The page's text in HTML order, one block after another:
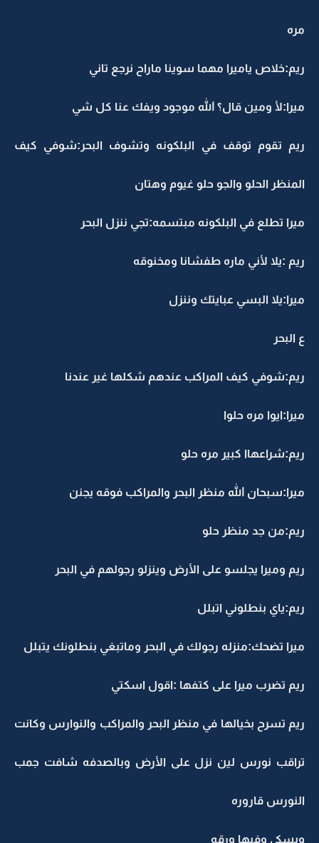
مره
ريم:خلاص ياميرا مهما سوينا ماراح نرجع تاني
ميرا:لأ ومين قال؟ الله موجود ويفك عنا كل شي
ريم تقوم توقف في البلكونه وتشوف البحر:شوفي كيف
المنظر الحلو والجو حلو غيوم وهتان
ميرا تطلع في البلكونه مبتسمه:تجي ننزل البحر
ريم :يلا لأني ماره طفشانا ومخنوقه
ميرا:يلا البسي عبايتك وننزل
ع البحر
ريم:شوفي كيف المراكب عندهم شكلها غير عندنا
ميرا:ايوا مره حلوا
ريم:شراعهاا كبير مره حلو
ميرا:سبحان الله منظر البحر والمراكب فوقه يجنن
ريم:من جد منظر حلو
ريم وميرا يجلسو على الأرض وينزلو رجولهم في البحر
ريم:ياي بنطلوني اتبلل
ميرا تضحك:منزله رجولك في البحر وماتبغي بنطلونك يتبلل
ريم تضرب ميرا على كتفها :اقول اسكتي
ريم تسرح بخيالها في منظر البحر والمراكب والنوارس وكانت
تراقب نورس لين نزل على الأرض وبالصدفه شافت جمب
النورس قاروره
ويسكي وفيها ورقه